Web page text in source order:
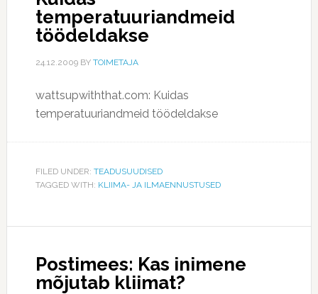
temperatuuriandmeid
töödeldakse
24.12.2009BY TOIMETAJA
wattsupwiththat.com: Kuidas
temperatuuriandmeid töödeldakse
FILED UNDER: TEADUSUUDISED
TAGGED WITH: KLIIMA- JA ILMAENNUSTUSED
Postimees: Kas inimene
mõjutab kliimat?